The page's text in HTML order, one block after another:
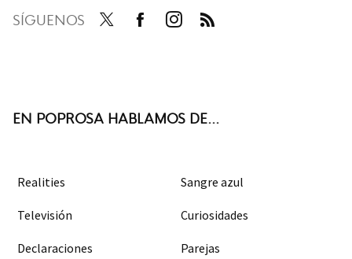
SÍGUENOS
EN POPROSA HABLAMOS DE...
Realities Sangre azul
Televisión Curiosidades
Declaraciones Parejas